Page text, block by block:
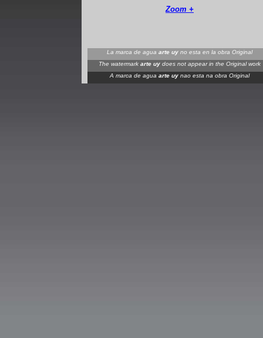
Zoom +
La marca de agua arte uy no esta en la obra Original
The watermark arte uy does not appear in the Original work
A marca de agua arte uy nao esta na obra Original